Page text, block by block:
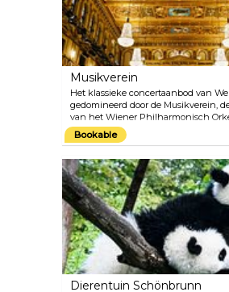
Musikverein
Het klassieke concertaanbod van
gedomineerd door de Musikverein,
van het Wiener Philharmonisch
in 1842. Miljoenen muziekfans over
beschouwen de Musikverein als één
allerhoogste kaliber worden
Gouden Zaal wordt het jaarlijkse
van de Wiener Philharmoniker
televisie uitgezonden. Het Weense
voert regelmatig Mozarts beroemde
terwijl ze gekleed zijn in kostuums
Bookable
Dierentuin Schönbrunn